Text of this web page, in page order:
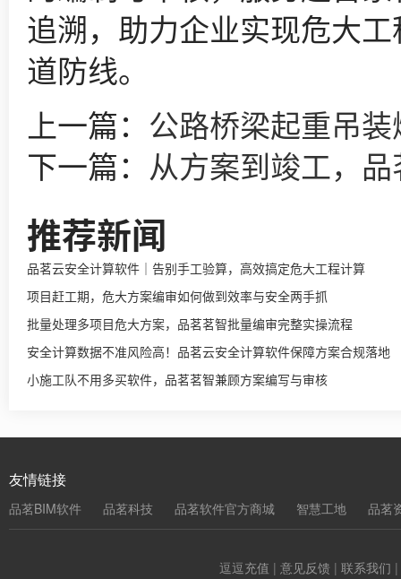
追溯，助力企业实现危大
道防线。
上一篇： 公路桥梁起重吊
下一篇： 从方案到竣工，
推荐新闻
品茗云安全计算软件｜告别手工验算，高效搞定危大工程计算
项目赶工期，危大方案编审如何做到效率与安全两手抓
批量处理多项目危大方案，品茗茗智批量编审完整实操流程
安全计算数据不准风险高！品茗云安全计算软件保障方案合规落地
小施工队不用多买软件，品茗茗智兼顾方案编写与审核
友情链接
品茗BIM软件 品茗科技 品茗软件官方商城 智慧工地 品茗
逗逗充值 | 意见反馈 | 联系我们 |